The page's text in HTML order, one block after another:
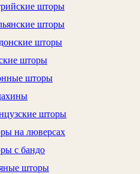
шторы
шторы
шторы
шторы
шторы
шторы
на люверсах
с бандо
шторы